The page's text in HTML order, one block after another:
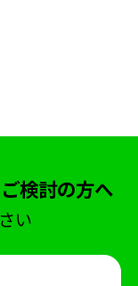
イト
検討の方へ
い